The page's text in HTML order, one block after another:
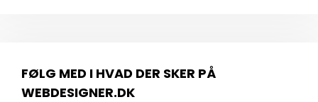
FØLG MED I HVAD DER SKER PÅ
WEBDESIGNER.DK